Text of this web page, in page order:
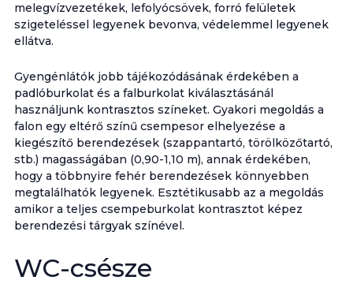
melegvízvezetékek, lefolyócsövek, forró felületek
szigeteléssel legyenek bevonva, védelemmel legyenek
ellátva.
Gyengénlátók jobb tájékozódásának érdekében a
padlóburkolat és a falburkolat kiválasztásánál
használjunk kontrasztos színeket. Gyakori megoldás a
falon egy eltérő színű csempesor elhelyezése a
kiegészítő berendezések (szappantartó, törölközőtartó,
stb.) magasságában (0,90-1,10 m), annak érdekében,
hogy a többnyire fehér berendezések könnyebben
megtalálhatók legyenek. Esztétikusabb az a megoldás
amikor a teljes csempeburkolat kontrasztot képez
berendezési tárgyak színével.
WC-csésze